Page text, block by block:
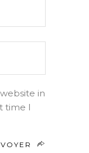
in
time I